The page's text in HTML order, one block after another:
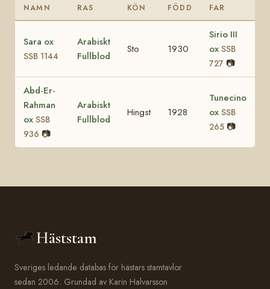
NAMN RAS KÖN FÖDD FAR
Sara ox
SSB 1144
Arabiskt
Fullblod
Sto 1930
Sirio III
ox SSB
727 📷
Abd-Er-
Rahman
ox SSB
936 📷
Arabiskt
Fullblod
Hingst 1928
Tunecino
ox SSB
265 📷
Häststam
Sveriges ledande databas för hästars stamtavlor
sedan 2006. Grundad av Karin Halvarsson